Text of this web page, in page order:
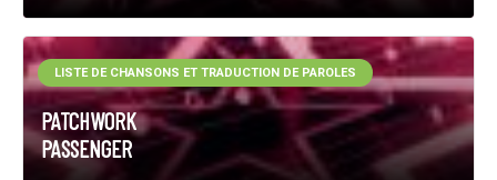
PATCHWORK
PASSENGER
LISTE DE CHANSONS ET TRADUCTION DE PAROLES